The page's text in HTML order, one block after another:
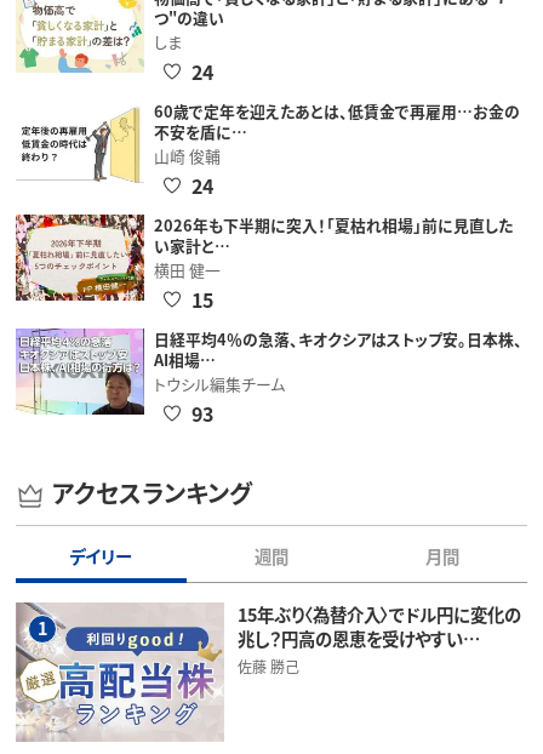
つ"の違い
しま
24
60歳で定年を迎えたあとは、低賃金で再雇用…お金の
不安を盾に…
山崎 俊輔
24
2026年も下半期に突入！「夏枯れ相場」前に見直した
い家計と…
横田 健一
15
日経平均4％の急落、キオクシアはストップ安。日本株、
AI相場…
トウシル編集チーム
93
アクセスランキング
デイリー 週間 月間
1
15年ぶり〈為替介入〉でドル円に変化の
兆し？円高の恩恵を受けやすい…
佐藤 勝己